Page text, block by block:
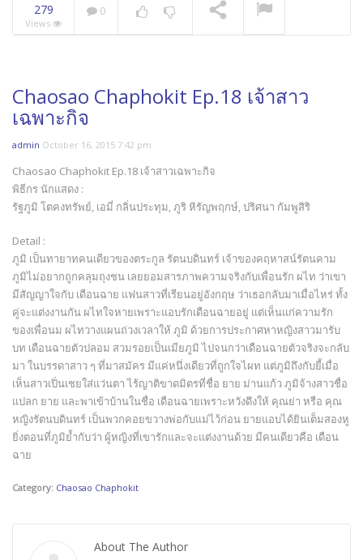
279
Views
0
Chaosao Chaphokit Ep.18 เจ้าสาว
เฉพาะกิจ
admin October 16, 2015 7:42 pm
Chaosao Chaphokit Ep.18 เจ้าสาวเฉพาะกิจ
พิธีกร นักแสดง :
รัฐภูมิ โตคงทรัพย์, เอมี่ กลิ่นประทุม, ภูริ หิรัญพฤกษ์, ปริศนา กัมพูสิริ
Detail :
ภูมิ เป็นทายาทคนเดียวของตระกูล รัตนบดินทร์ เจ้าของคฤหาสน์รัตนคาม
ภูมิไม่อยากถูกคลุมถุงชน เลยยอมสารภาพความจริงกับเพื่อนรัก ผไท ว่าเขา
มีสัญญาใจกับ เดือนฉาย แฟนสาวที่เรียนอยู่อังกฤษ ว่าเธอกลับมาเมื่อไหร่ ทั้ง
คู่จะแต่งงานกัน ผไทใจหายเพราะแอบรักเดือนฉายอยู่ แต่เห็นแก่ความรัก
ของเพื่อนม ผไทวางแผนถ่วงเวลาให้ ภูมิ ด้วยการประกาศหาหญิงสาวมารับ
บท เดือนฉายตัวปลอม สวมรอยเป็นเมียภูมิ ไปจนกว่าเดือนฉายตัวจริงจะกลับ
มา ในบรรดาสาว ๆ ที่มาสมัคร มีแค่หนึ่งเดียวที่ถูกใจไผท แต่ภูมิถึงกับยี้เมื่อ
เห็นสาวเปิ่นเชยใส่แว่นตา ไร้ญาติขาดมิตรที่ชื่อ ยาย ม่านแก้ว ภูมิจ้างสาวชื่อ
แปลก ยาย และพาเข้าบ้านในชื่อ เดือนฉายเพราะหวังดึงให้ คุณย่า หรือ คุณ
หญิงรัตนบดินทร์ เป็นพวกคอยขวางพ่อกับแม่ไว้ก่อน ยายแอบได้ยินเต็มสองหู
ยิ่งตอนที่ภูมิย้ำกับว่า ผู้หญิงที่เขารักและจะแต่งงานด้วย มีคนเดียวคือ เดือน
ฉาย
Category: Chaosao Chaphokit
About The Author